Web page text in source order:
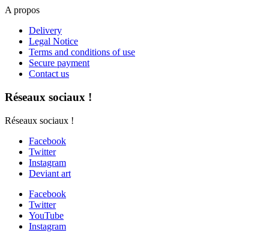
A propos
Delivery
Legal Notice
Terms and conditions of use
Secure payment
Contact us
Réseaux sociaux !
Réseaux sociaux !
Facebook
Twitter
Instagram
Deviant art
Facebook
Twitter
YouTube
Instagram